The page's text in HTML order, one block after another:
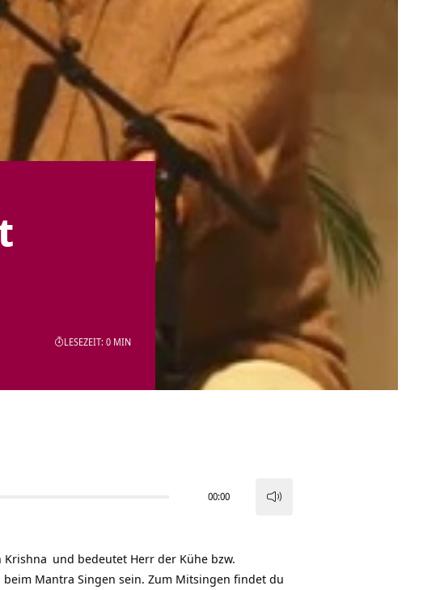
LESEZEIT: 0 MIN
00:00
Krishna und bedeutet Herr der Kühe bzw.
Mantra Singen sein. Zum Mitsingen findet du